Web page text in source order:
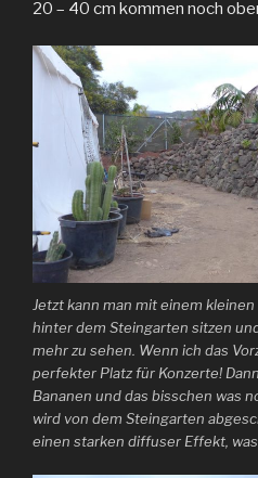
20 – 40 cm kommen noch
Jetzt kann man mit einem
hinter dem Steingarten sitzen
mehr zu sehen. Wenn ich das
perfekter Platz für Konzerte!
Bananen und das bisschen was
wird von dem Steingarten
einen starken diffuser Effekt,